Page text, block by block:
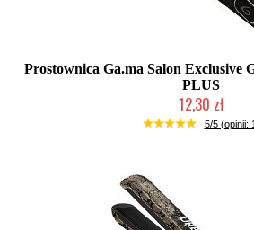
Prostownica Ga.ma Salon
PLUS
12,30 zł
Produkt wycofany
5/5 (opinii: